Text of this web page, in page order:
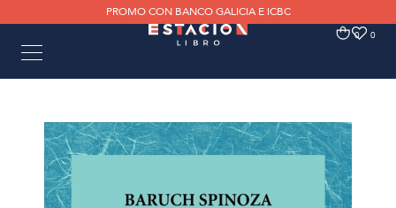
PROMO CON BANCO GALICIA E ICBC
0 0